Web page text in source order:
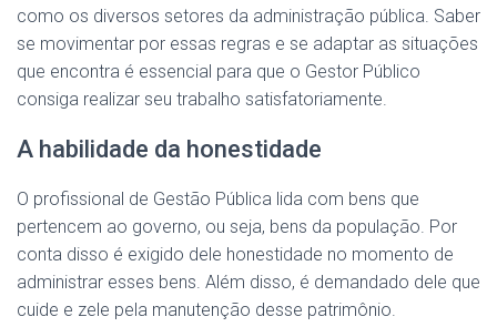
como os diversos setores da administração pública. Saber
se movimentar por essas regras e se adaptar as situações
que encontra é essencial para que o Gestor Público
consiga realizar seu trabalho satisfatoriamente.
A habilidade da honestidade
O profissional de Gestão Pública lida com bens que
pertencem ao governo, ou seja, bens da população. Por
conta disso é exigido dele honestidade no momento de
administrar esses bens. Além disso, é demandado dele que
cuide e zele pela manutenção desse patrimônio.